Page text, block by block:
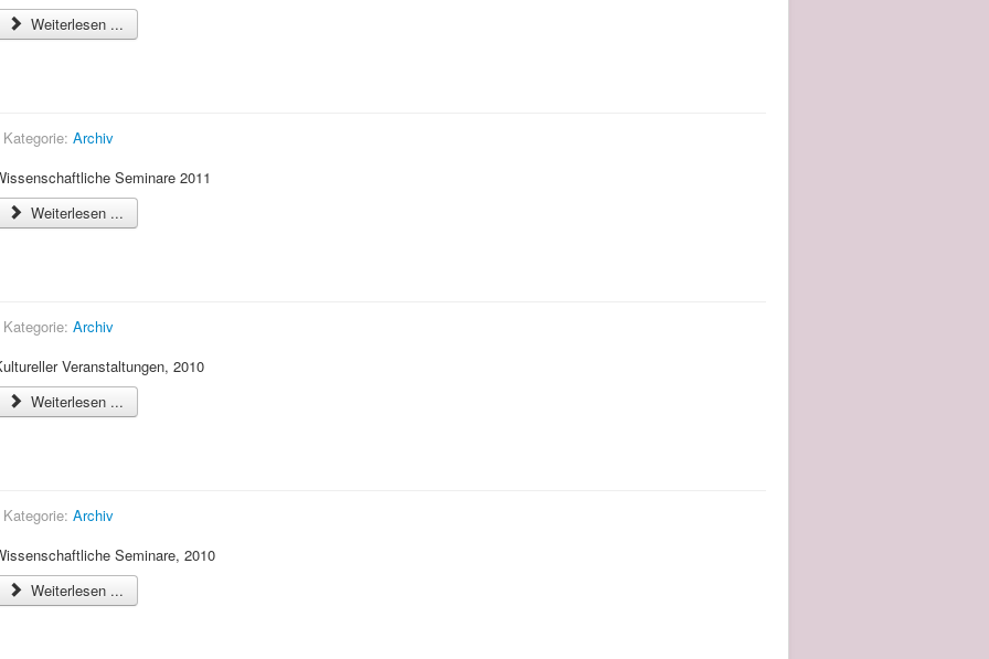
Weiterlesen ...
Kategorie: Archiv
Seminare 2011
Weiterlesen ...
Kategorie: Archiv
Veranstaltungen, 2010
Weiterlesen ...
Kategorie: Archiv
Seminare, 2010
Weiterlesen ...